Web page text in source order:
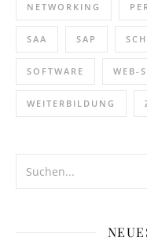
NETWORKING
SAA SAP
SOFTWARE WEB-
WEITERBILDUNG